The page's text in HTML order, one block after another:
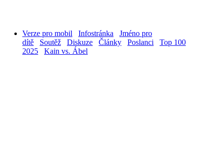
Verze pro mobil Infostránka
Jméno pro
dítě
Soutěž Diskuze Články Poslanci
Top 100
2025
Kain vs. Ábel